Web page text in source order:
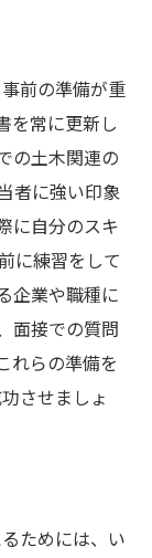
前の準備が重
を常に更新し
の土木関連の
者に強い印象
に自分のスキ
に練習をして
企業や職種に
面接での質問
れらの準備を
させましょ
ためには、い